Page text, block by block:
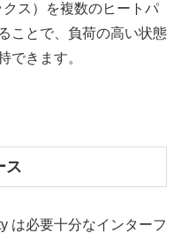
ス）を複数のヒートパ
ことで、負荷の高い状態
できます。
ス
は必要十分なインターフ